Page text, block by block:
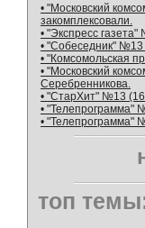
• "Московский
закомплексовали.
• "Экспресс
• "Собеседник"
• "Комсомольская
• "Московский
Серебренникова.
• "СтарХит" №13
• "Телепрограмма"
• "Телепрограмма"
топ